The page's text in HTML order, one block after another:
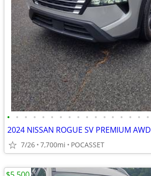
• • • • • • • • • • • • • • • • •
2024 NISSAN ROGUE SV PREMIUM AWD
7/26 7,700mi POCASSET